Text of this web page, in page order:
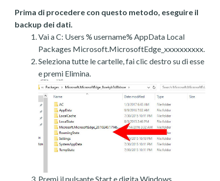
Prima di procedere con questo metodo, eseguire il
backup dei dati.
Vai a C: Users % username% AppData Local
Packages Microsoft.MicrosoftEdge_xxxxxxxxxx.
Seleziona tutte le cartelle, fai clic destro su di esse
e premi Elimina.
Premi il pulsante Start e digita Windows